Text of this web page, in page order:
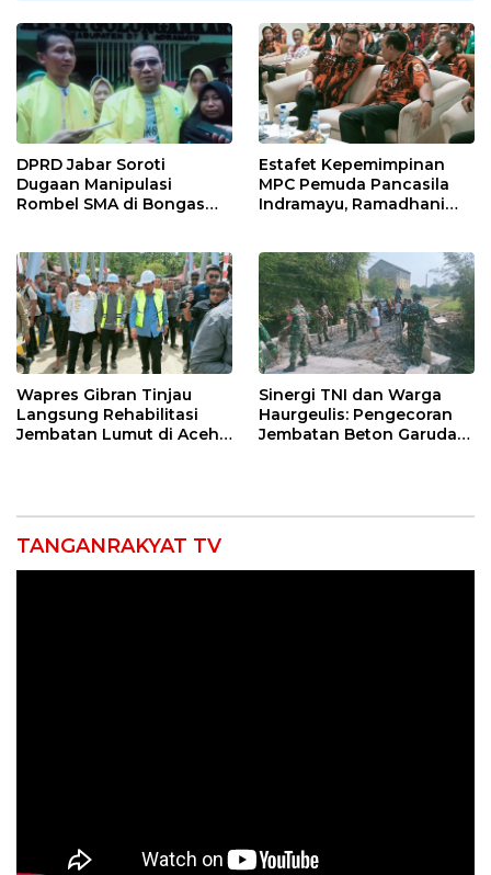
DPRD Jabar Soroti
Dugaan Manipulasi
Rombel SMA di Bongas
Estafet Kepemimpinan
MPC Pemuda Pancasila
Indramayu, Ramadhani
Muscablub
Wapres Gibran Tinjau
Langsung Rehabilitasi
Jembatan Lumut di Aceh
Sinergi TNI dan Warga
Haurgeulis: Pengecoran
Jembatan Beton Garuda
TANGANRAKYAT TV